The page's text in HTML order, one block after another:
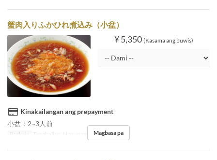
蟹肉入りふかひれ煮込み（小盆）
¥ 5,350 (Kasama ang buwis)
Kinakailangan ang prepayment
小盆：2~3人前
Pagkain Tanghalian, Hapunan Magbasa pa